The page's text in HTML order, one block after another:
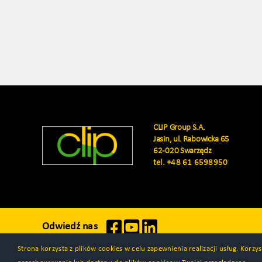
CLIP Group S.A.
Jasin, ul. Rabowicka 65
62-020 Swarzędz
tel.+48 61 6598950
Odwiedź nas
Strona korzysta z plików cookies w celu zapewnienia realizacji usług.